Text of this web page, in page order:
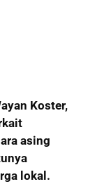
Koster,
asing
lokal.